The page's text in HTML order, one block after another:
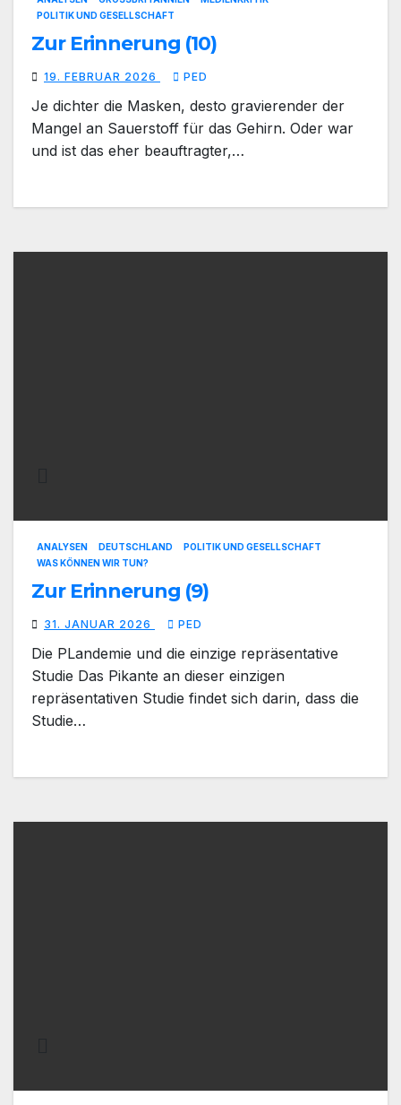
POLITIK UND GESELLSCHAFT
Zur Erinnerung (10)
19. FEBRUAR 2026 PED
Je dichter die Masken, desto gravierender der
Mangel an Sauerstoff für das Gehirn. Oder war
und ist das eher beauftragter,…
ANALYSEN DEUTSCHLAND
POLITIK UND GESELLSCHAFT
WAS KÖNNEN WIR TUN?
Zur Erinnerung (9)
31. JANUAR 2026 PED
Die PLandemie und die einzige repräsentative
Studie Das Pikante an dieser einzigen
repräsentativen Studie findet sich darin, dass die
Studie…